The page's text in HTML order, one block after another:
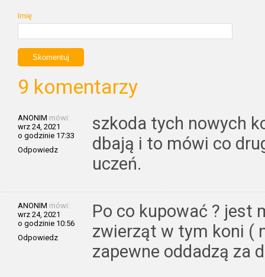
Imię
9 komentarzy
ANONIM mówi:
wrz 24, 2021
o godzinie 17:33
Odpowiedz
szkoda tych nowych
dbają i to mówi co
uczeń.
ANONIM mówi:
wrz 24, 2021
o godzinie 10:56
Odpowiedz
Po co kupować ? jest
zwierząt w tym koni (
zapewne oddadzą za